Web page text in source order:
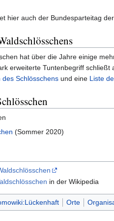
hier auch der Bundesparteitag der
hat über die Jahre einige
erweiterte Tuntenbegriff
des Schlösschens und eine Liste
(Sommer 2020)
in der Wikipedia
Orte